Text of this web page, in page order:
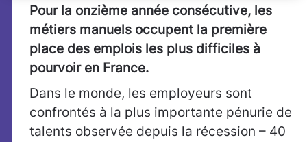
Pour la onzième année consécutive, les
métiers manuels occupent la première
place des emplois les plus difficiles à
pourvoir en France.
Dans le monde, les employeurs sont
confrontés à la plus importante pénurie de
talents observée depuis la récession – 40